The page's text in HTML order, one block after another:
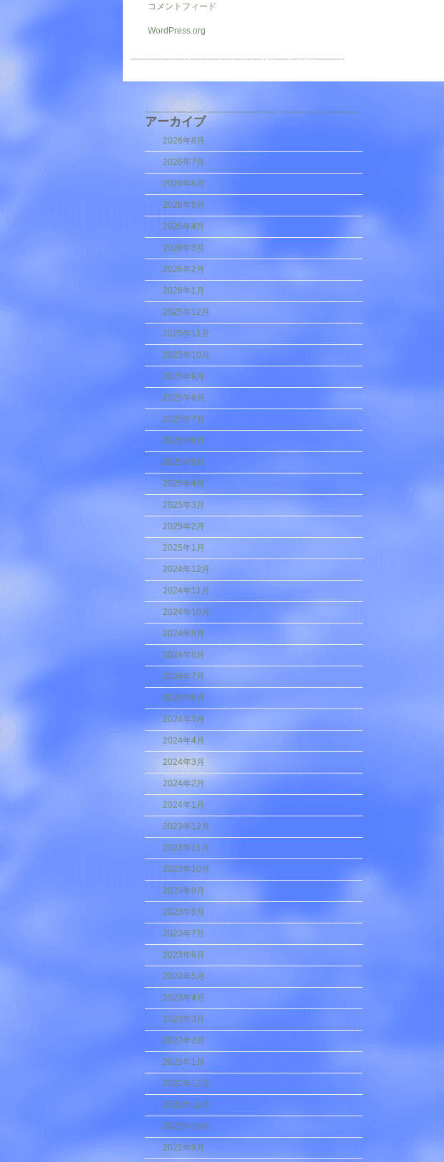
コメントフィード
WordPress.org
アーカイブ
2026年8月
2026年7月
2026年6月
2026年5月
2026年4月
2026年3月
2026年2月
2026年1月
2025年12月
2025年11月
2025年10月
2025年9月
2025年8月
2025年7月
2025年6月
2025年5月
2025年4月
2025年3月
2025年2月
2025年1月
2024年12月
2024年11月
2024年10月
2024年9月
2024年8月
2024年7月
2024年6月
2024年5月
2024年4月
2024年3月
2024年2月
2024年1月
2023年12月
2023年11月
2023年10月
2023年9月
2023年8月
2023年7月
2023年6月
2023年5月
2023年4月
2023年3月
2023年2月
2023年1月
2022年12月
2022年11月
2022年10月
2022年9月